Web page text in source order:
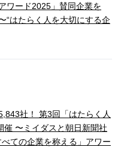
ワード2025」賛同企業を
“はたらく人を大切にする企
社！ 第3回「はたらく人
催 〜ミイダスと朝日新聞社
ての企業を称える」アワー